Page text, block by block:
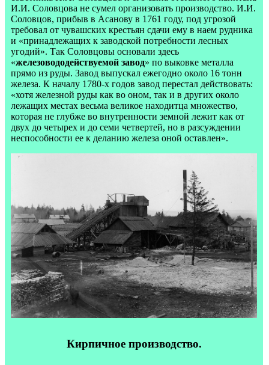
И.И. Соловцова не сумел организовать производство. И.И.
Соловцов, прибыв в Асанову в 1761 году, под угрозой
требовал от чувашских крестьян сдачи ему в наем рудника
и «принадлежащих к заводской потребности лесных
угодий». Так Соловцовы основали здесь
«железовододействуемой завод» по выковке металла
прямо из руды. Завод выпускал ежегодно около 16 тонн
железа. К началу 1780-х годов завод перестал действовать:
«хотя железной руды как во оном, так и в других около
лежащих местах весьма великое находитца множество,
которая не глубже во внутренности земной лежит как от
двух до четырех и до семи четвертей, но в разсуждении
неспособности ее к деланию железа оной оставлен».
Кирпичное производство.